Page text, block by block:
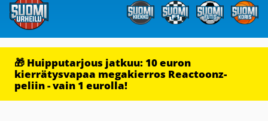
🎁 Huipputarjous jatkuu: 10 euron
kierrätysvapaa megakierros Reactoonz-
peliin - vain 1 eurolla!